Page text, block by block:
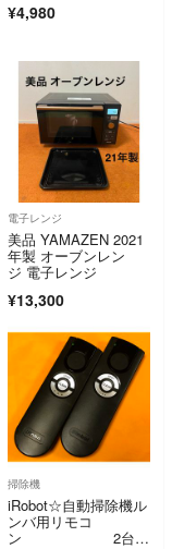
¥4,980
電子レンジ
美品 YAMAZEN 2021
年製 オーブンレン
ジ 電子レンジ
¥13,300
掃除機
iRobot☆自動掃除機ル
ンバ用リモコ
ン 2台セ